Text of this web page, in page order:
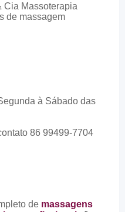
Cia Massoterapia
de massagem
à Sábado das
86 99499-7704
de massagens